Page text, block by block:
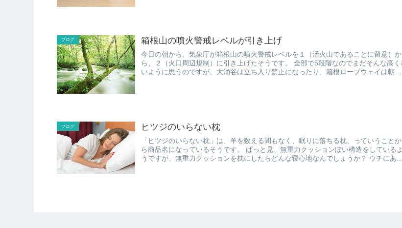
ブログ 箱根山の噴火警戒レベルが引き上げ
今日の朝から、気象庁が箱根山の噴火警戒レベルを１（活火山であることに留意）か
ら、２（火口周辺規制）に引き上げたそうです。 全部で5段階なのでまだそんな高くな
いように思うのですが、大涌谷は立ち入り禁止になったり、箱根ロープウェイは朝か
ブログ ヒツジのいらない枕
「ヒツジのいらない枕」は、羊を数える間もなく、眠りに落ちる枕、っていうことか
ら商品名になっているそうです。 ぱっと見、無重力クッションぽい構造をしているよ
うですが、無重力クッションを枕にしたらどんな寝心地なんでしょうか？ ウチにある